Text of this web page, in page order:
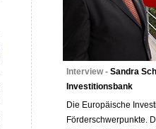
Interview - Sandra
Investitionsbank
Die Europäische
Förderschwerpunkte.